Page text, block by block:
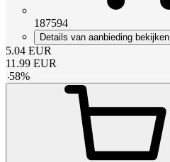
187594
Details van aanbieding bekijken
5.04 EUR
11.99 EUR
-58%